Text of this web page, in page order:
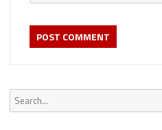
Search
for: